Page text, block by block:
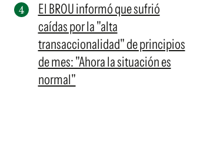
El BROU informó que sufrió
caídas por la "alta
transaccionalidad" de principios
de mes: "Ahora la situación es
normal"